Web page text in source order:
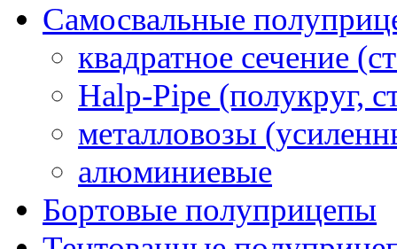
Самосвальные
квадратное сечение
Halp-Pipe (полукруг,
металловозы
алюминиевые
Бортовые полуприцепы